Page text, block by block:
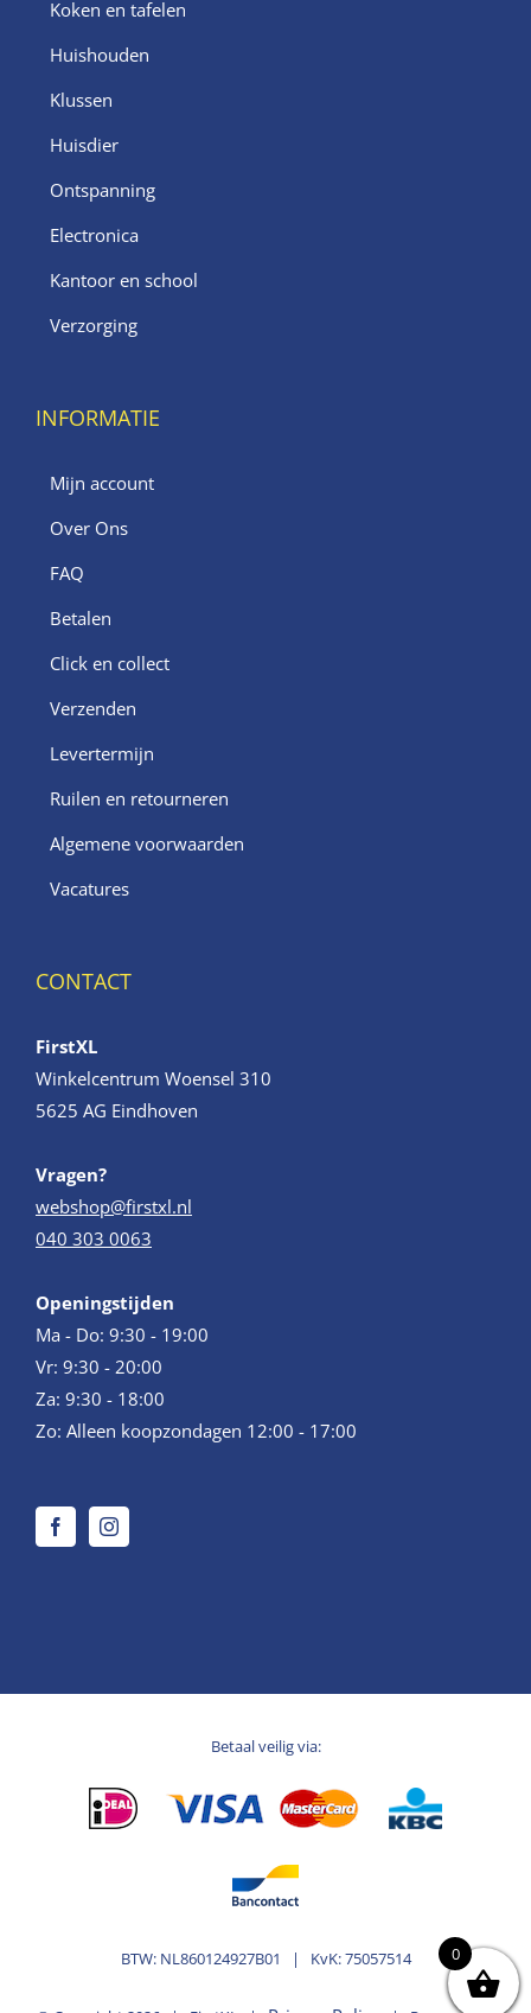
Koken en tafelen
Huishouden
Klussen
Huisdier
Ontspanning
Electronica
Kantoor en school
Verzorging
INFORMATIE
Mijn account
Over Ons
FAQ
Betalen
Click en collect
Verzenden
Levertermijn
Ruilen en retourneren
Algemene voorwaarden
Vacatures
CONTACT
FirstXL
Winkelcentrum Woensel 310
5625 AG Eindhoven
Vragen?
webshop@firstxl.nl
040 303 0063
Openingstijden
Ma - Do: 9:30 - 19:00
Vr: 9:30 - 20:00
Za: 9:30 - 18:00
Zo: Alleen koopzondagen 12:00 - 17:00
Betaal veilig via:
BTW: NL860124927B01 | KvK: 75057514 0